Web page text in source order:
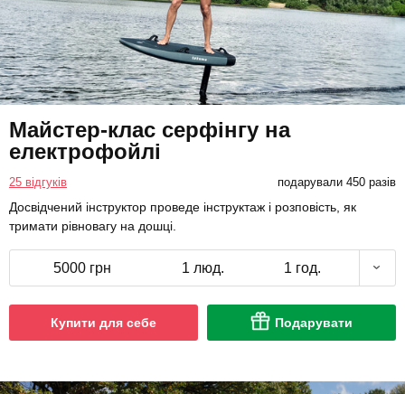
Майстер-клас серфінгу на
електрофойлі
25 відгуків подарували 450 разів
Досвідчений інструктор проведе інструктаж і розповість, як
тримати рівновагу на дошці.
5000 грн 1 люд. 1 год.
Купити для себе Подарувати